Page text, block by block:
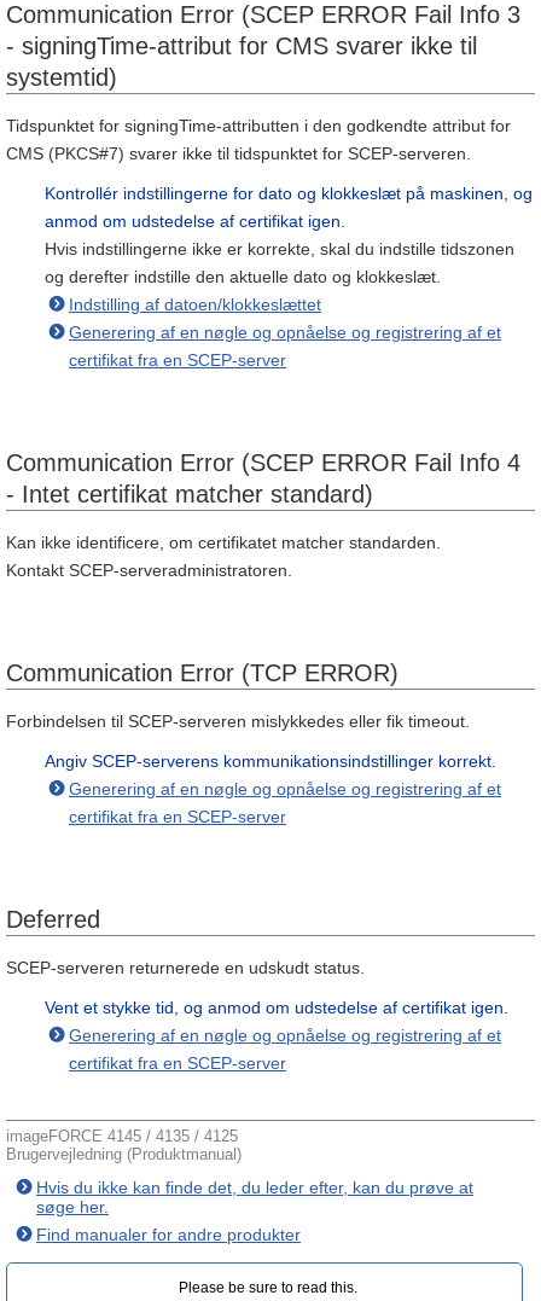
Communication Error (SCEP ERROR Fail Info 3
- signingTime-attribut for CMS svarer ikke til
systemtid)
Tidspunktet for signingTime-attributten i den godkendte attribut for
CMS (PKCS#7) svarer ikke til tidspunktet for SCEP-serveren.
Kontrollér indstillingerne for dato og klokkeslæt på maskinen, og
anmod om udstedelse af certifikat igen.
Hvis indstillingerne ikke er korrekte, skal du indstille tidszonen
og derefter indstille den aktuelle dato og klokkeslæt.
Indstilling af datoen/klokkeslættet
Generering af en nøgle og opnåelse og registrering af et
certifikat fra en SCEP-server
Communication Error (SCEP ERROR Fail Info 4
- Intet certifikat matcher standard)
Kan ikke identificere, om certifikatet matcher standarden.
Kontakt SCEP-serveradministratoren.
Communication Error (TCP ERROR)
Forbindelsen til SCEP-serveren mislykkedes eller fik timeout.
Angiv SCEP-serverens kommunikationsindstillinger korrekt.
Generering af en nøgle og opnåelse og registrering af et
certifikat fra en SCEP-server
Deferred
SCEP-serveren returnerede en udskudt status.
Vent et stykke tid, og anmod om udstedelse af certifikat igen.
Generering af en nøgle og opnåelse og registrering af et
certifikat fra en SCEP-server
imageFORCE 4145 / 4135 / 4125
Brugervejledning (Produktmanual)
Hvis du ikke kan finde det, du leder efter, kan du prøve at
søge her.
Find manualer for andre produkter
Please be sure to read this.‎